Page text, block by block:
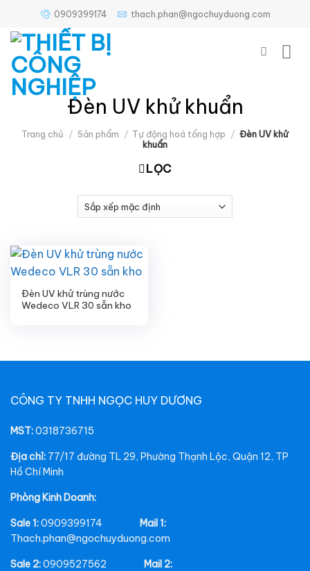
nội
dung
0909399174 thach.phan@ngochuyduong.com
Đèn UV khử khuẩn
Trang chủ / Sản phẩm / Tự động hoá tổng hợp / Đèn UV khử
khuẩn
LỌC
Đèn UV khử trùng nước
Wedeco VLR 30 sẵn kho
CÔNG TY TNHH NGỌC HUY DƯƠNG
MST:0318736715
Địa chỉ: 77/17 đường TL 29, Phường Thạnh Lộc, Quận 12, TP
Hồ Chí Minh
Phòng Kinh Doanh:
Sale 1:0909399174 Mail 1:
Thach.phan@ngochuyduong.com
Sale 2:0909527562 Mail 2: